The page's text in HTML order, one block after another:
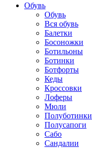
Обувь
Обувь
Вся обувь
Балетки
Босоножки
Ботильоны
Ботинки
Ботфорты
Кеды
Кроссовки
Лоферы
Мюли
Полуботинки
Полусапоги
Сабо
Сандалии